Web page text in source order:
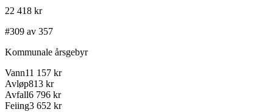
22 418 kr
#309 av 357
Kommunale årsgebyr
Vann11 157 kr
Avløp813 kr
Avfall6 796 kr
Feiing3 652 kr